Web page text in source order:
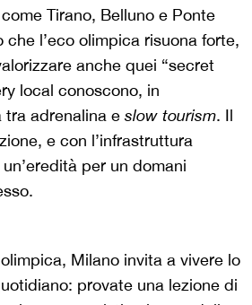
Tirano, Belluno e Ponte
che l’eco olimpica risuona forte,
anche quei “secret
local conoscono, in
tra adrenalina e slow tourism. Il
e con l’infrastruttura
per un domani
Milano invita a vivere lo
provate una lezione di